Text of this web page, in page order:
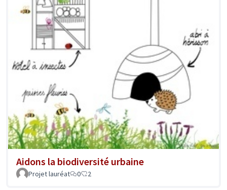
Aidons la biodiversité urbaine
Projet lauréat 0 2